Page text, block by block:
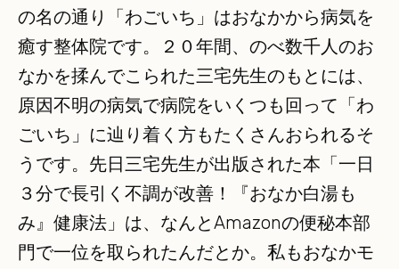
の名の通り「わごいち」はおなかから病気を
癒す整体院です。２０年間、のべ数千人のお
なかを揉んでこられた三宅先生のもとには、
原因不明の病気で病院をいくつも回って「わ
ごいち」に辿り着く方もたくさんおられるそ
うです。先日三宅先生が出版された本「一日
３分で長引く不調が改善！『おなか白湯も
み』健康法」は、なんとAmazonの便秘本部
門で一位を取られたんだとか。私もおなかモ